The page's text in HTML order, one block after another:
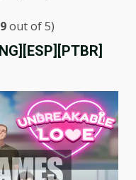
out of 5)